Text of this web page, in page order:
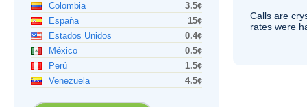
Colombia
3.5¢
España
15¢
Estados Unidos
0.4¢
México
0.5¢
Perú
1.5¢
Venezuela
4.5¢
Calls are
rates were